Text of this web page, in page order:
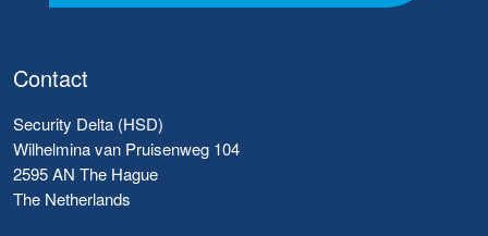
Contact
Security Delta (HSD)
Wilhelmina van Pruisenweg 104
2595 AN The Hague
The Netherlands